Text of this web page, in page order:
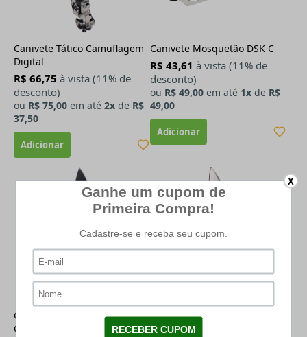
Canivete Tático Camuflagem
Digital
R$ 66,75 à vista (11% de
desconto)
ou R$ 75,00 em até 2x de R$
37,50
Canivete Mosquetão DSK C
R$ 43,61 à vista (11% de
desconto)
ou R$ 49,00 em até 1x de R$
49,00
Canivete Fast Wood
Compacto
Canivete Rossi Naja Madeira
Jacarandá
X